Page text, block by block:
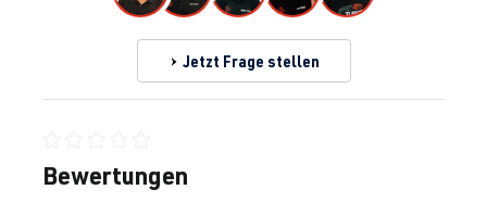
Jetzt Frage stellen
Durchschnittliche Bewertung von 0 von 5 Sternen
Bewertungen